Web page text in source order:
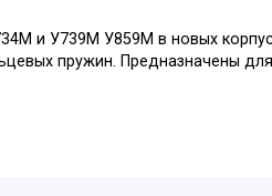
и У739М У859М в новых
пружин. Предназначены